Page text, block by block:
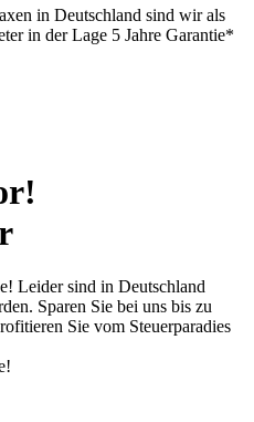
in Deutschland sind wir als
in der Lage 5 Jahre Garantie*
Leider sind in Deutschland
Sparen Sie bei uns bis zu
Sie vom Steuerparadies